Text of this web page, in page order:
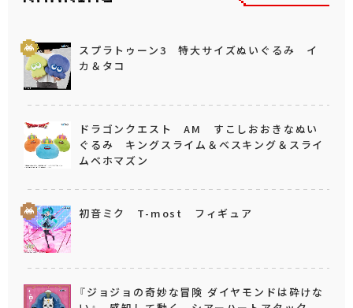
スプラトゥーン3 特大サイズぬいぐるみ イ
カ＆タコ
ドラゴンクエスト AM すこしおおきなぬい
ぐるみ キングスライム＆ベスキング＆スライ
ムベホマズン
初音ミク T-most フィギュア
『ジョジョの奇妙な冒険 ダイヤモンドは砕けな